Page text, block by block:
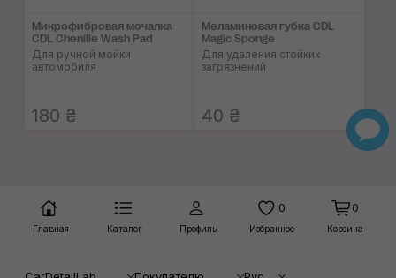
Микрофибровая мочалка
CDL Chenille Wash Pad
Для ручной мойки
автомобиля
180 ₴
Меламиновая губка CDL
Magic Sponge
Для удаления стойких
загрязнений
40 ₴
Главная Каталог Профиль
0
Избранное
0
Корзина